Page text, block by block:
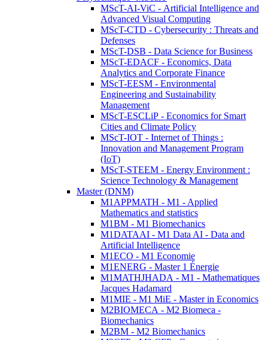
MScT-AI-ViC - Artificial Intelligence and
Advanced Visual Computing
MScT-CTD - Cybersecurity : Threats and
Defenses
MScT-DSB - Data Science for Business
MScT-EDACF - Economics, Data
Analytics and Corporate Finance
MScT-EESM - Environmental
Engineering and Sustainability
Management
MScT-ESCLiP - Economics for Smart
Cities and Climate Policy
MScT-IOT - Internet of Things :
Innovation and Management Program
(IoT)
MScT-STEEM - Energy Environment :
Science Technology & Management
Master (DNM)
M1APPMATH - M1 - Applied
Mathematics and statistics
M1BM - M1 Biomechanics
M1DATAAI - M1 Data AI - Data and
Artificial Intelligence
M1ECO - M1 Economie
M1ENERG - Master 1 Énergie
M1MATHJHADA - M1 - Mathematiques
Jacques Hadamard
M1MIE - M1 MiE - Master in Economics
M2BIOMECA - M2 Biomeca -
Biomechanics
M2BM - M2 Biomechanics